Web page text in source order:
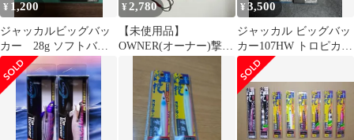
¥ 1,200
ジャッカルビッグバッ
カー 28g ソフトバイ
ブ セット シーバス
JACKALL
¥2,780
【未使用品】
OWNER(オーナー)撃投
1本 計4本
¥3,500
ジャッカル ビッグバッ
カー107HW トロピカル
グロー ２個セット 新
品未開封